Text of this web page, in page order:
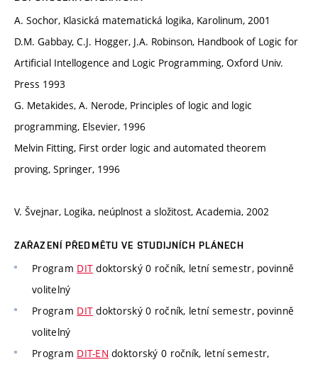
A. Sochor, Klasická matematická logika, Karolinum, 2001
D.M. Gabbay, C.J. Hogger, J.A. Robinson, Handbook of Logic for
Artificial Intellogence and Logic Programming, Oxford Univ.
Press 1993
G. Metakides, A. Nerode, Principles of logic and logic
programming, Elsevier, 1996
Melvin Fitting, First order logic and automated theorem
proving, Springer, 1996
V. Švejnar, Logika, neúplnost a složitost, Academia, 2002
ZAŘAZENÍ PŘEDMĚTU VE STUDIJNÍCH PLÁNECH
Program DIT doktorský 0 ročník, letní semestr, povinně
volitelný
Program DIT doktorský 0 ročník, letní semestr, povinně
volitelný
Program DIT-EN doktorský 0 ročník, letní semestr,